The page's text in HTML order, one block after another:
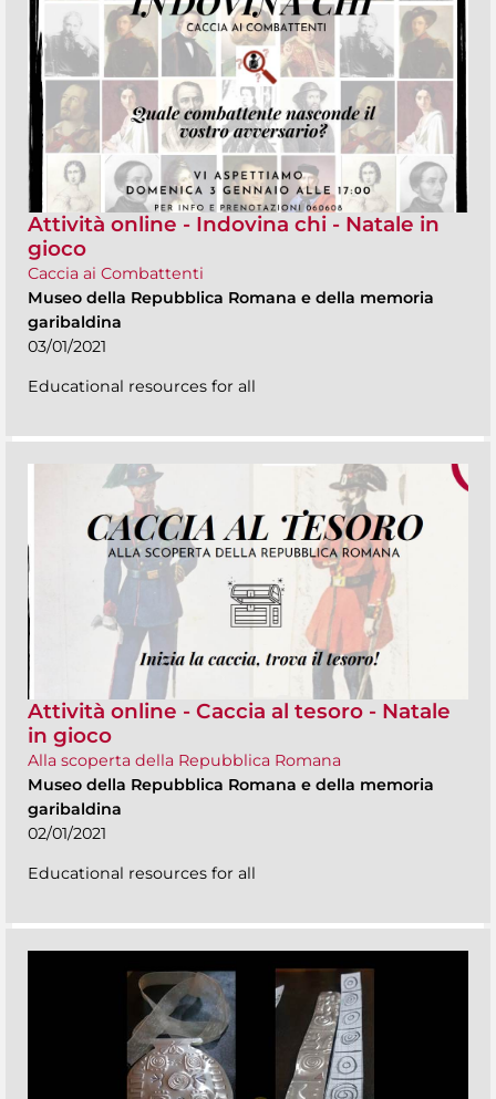
Attività online - Indovina chi - Natale in
gioco
Caccia ai Combattenti
Museo della Repubblica Romana e della memoria
garibaldina
03/01/2021
Educational resources for all
Attività online - Caccia al tesoro - Natale
in gioco
Alla scoperta della Repubblica Romana
Museo della Repubblica Romana e della memoria
garibaldina
02/01/2021
Educational resources for all